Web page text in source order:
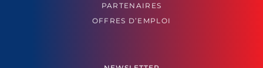
PARTENAIRES
OFFRES D’EMPLOI